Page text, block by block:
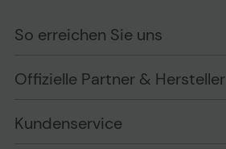
Offizielle Partner & Hersteller
Kundenservice
So erreichen Sie uns
Schlesierring 35
Telefon: +49 (0) 2542 / 9558250